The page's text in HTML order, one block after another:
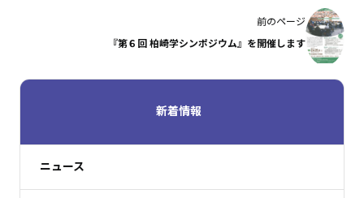
前のページ
『第６回 柏崎学シンポジウム』を開催します
新着情報
ニュース